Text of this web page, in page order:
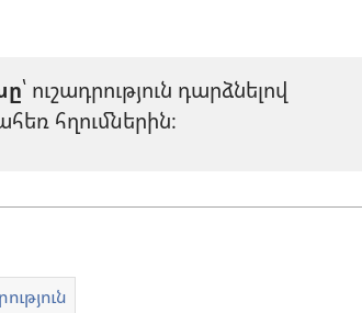
՝ ուշադրություն դարձնելով
հղումներին։